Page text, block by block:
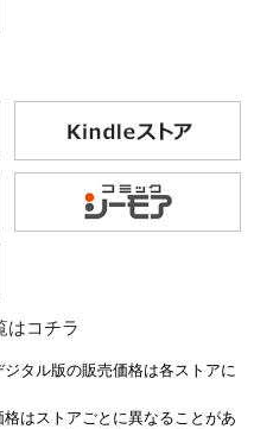
はコチラ
タル版の販売価格は各ストアに
はストアごとに異なることがあ